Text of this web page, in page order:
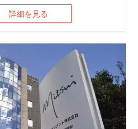
詳細を見る